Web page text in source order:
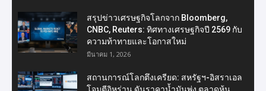
สรุปข่าวเศรษฐกิจโลกจาก Bloomberg,
CNBC, Reuters: ทิศทางเศรษฐกิจปี 2569 กับ
ความท้าทายและโอกาสใหม่
มีนาคม 1, 2026
สถานการณ์โลกตึงเครียด: สหรัฐฯ-อิสราเอล